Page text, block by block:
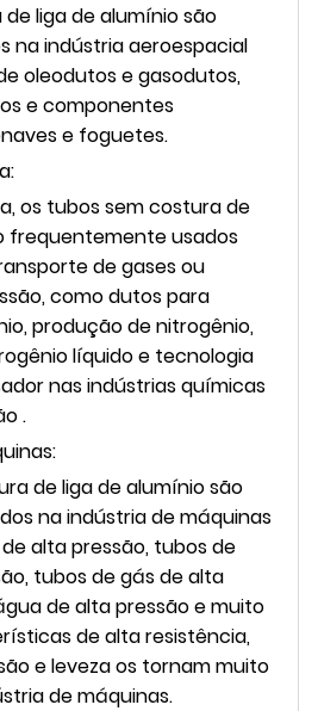
liga de alumínio são
​​na indústria aeroespacial
oleodutos e gasodutos,
e componentes
e foguetes.
os tubos sem costura de
frequentemente usados
de gases ou
como dutos para
produção de nitrogênio,
líquido e tecnologia
nas indústrias químicas
.
de liga de alumínio são
na indústria de máquinas
alta pressão, tubos de
tubos de gás de alta
de alta pressão e muito
de alta resistência,
e leveza os tornam muito
de máquinas.